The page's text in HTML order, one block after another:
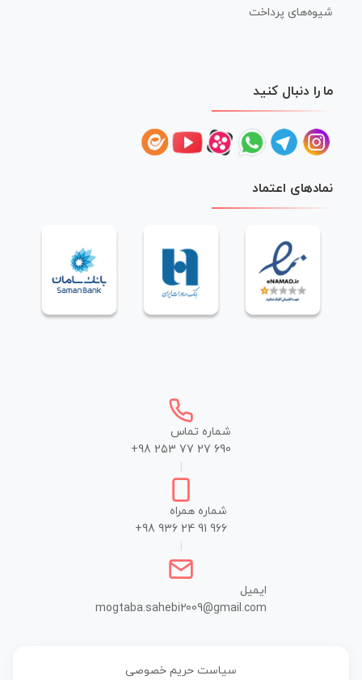
شیوه‌های پرداخت
ما را دنبال کنید
نمادهای اعتماد
شماره تماس
+98 253 77 27 690
شماره همراه
+98 936 24 91 966
ایمیل
mogtaba.sahebi2009@gmail.com
سیاست حریم خصوصی